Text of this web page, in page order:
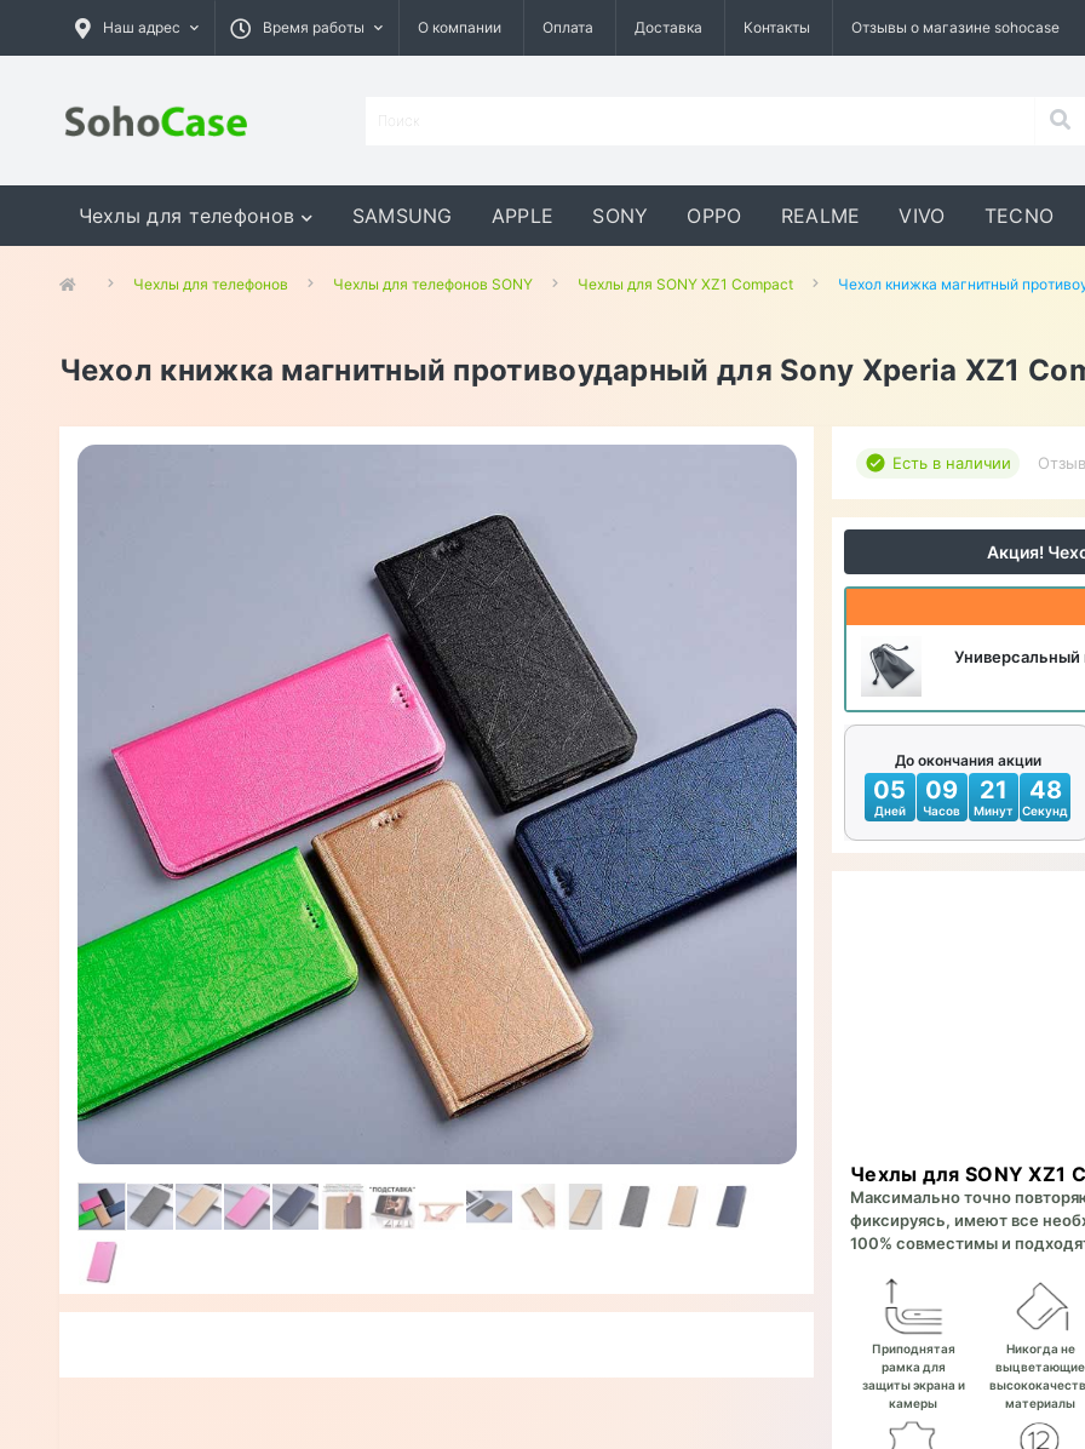
Наш адрес Время работы О компании Оплата Доставка Контакты Отзывы о магазине sohocase
Чехлы для телефонов SAMSUNG APPLE SONY OPPO REALME VIVO TECNO
GOOGLE MEIZU ASUS
Чехлы для телефонов Чехлы для телефонов SONY Чехлы для SONY XZ1 Compact Чехол книжка магнитный
Чехол книжка магнитный противоударный для Sony Xperia XZ1
Есть в наличии
Акция!
Универсальный
До окончания акции
05
Дней
09
Часов
21
Минут
47
Секунд
Чехлы для SONY XZ1
Максимально точно
фиксируясь, имеют все
100% совместимы и
Приподнятая
рамка для
защиты экрана и
камеры
Никогда не
выцветающие
материалы